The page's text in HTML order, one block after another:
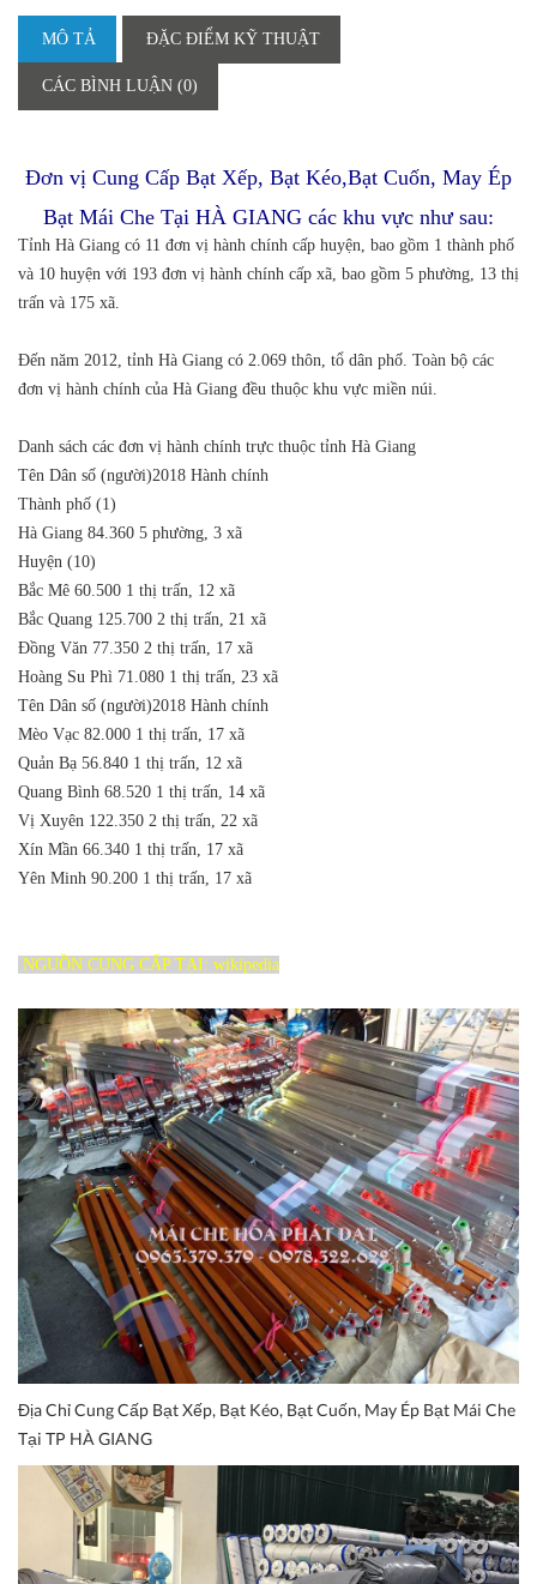
MÔ TẢ ĐẶC ĐIỂM KỸ THUẬT
CÁC BÌNH LUẬN (0)
Đơn vị Cung Cấp Bạt Xếp, Bạt Kéo,Bạt Cuốn, May Ép
Bạt Mái Che Tại HÀ GIANG các khu vực như sau:
Tỉnh Hà Giang có 11 đơn vị hành chính cấp huyện, bao gồm 1 thành phố
và 10 huyện với 193 đơn vị hành chính cấp xã, bao gồm 5 phường, 13 thị
trấn và 175 xã.
Đến năm 2012, tỉnh Hà Giang có 2.069 thôn, tổ dân phố. Toàn bộ các
đơn vị hành chính của Hà Giang đều thuộc khu vực miền núi.
Danh sách các đơn vị hành chính trực thuộc tỉnh Hà Giang
Tên Dân số (người)2018 Hành chính
Thành phố (1)
Hà Giang 84.360 5 phường, 3 xã
Huyện (10)
Bắc Mê 60.500 1 thị trấn, 12 xã
Bắc Quang 125.700 2 thị trấn, 21 xã
Đồng Văn 77.350 2 thị trấn, 17 xã
Hoàng Su Phì 71.080 1 thị trấn, 23 xã
Tên Dân số (người)2018 Hành chính
Mèo Vạc 82.000 1 thị trấn, 17 xã
Quản Bạ 56.840 1 thị trấn, 12 xã
Quang Bình 68.520 1 thị trấn, 14 xã
Vị Xuyên 122.350 2 thị trấn, 22 xã
Xín Mần 66.340 1 thị trấn, 17 xã
Yên Minh 90.200 1 thị trấn, 17 xã
NGUỒN CUNG CẤP TẠI: wikipedia
Địa Chỉ Cung Cấp Bạt Xếp, Bạt Kéo, Bạt Cuốn, May Ép Bạt Mái Che
Tại TP HÀ GIANG